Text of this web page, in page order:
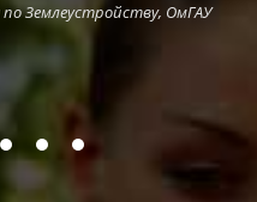
Землеустройству, ОмГАУ